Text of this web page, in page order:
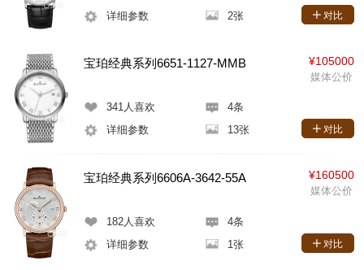
详细参数
2张 对比
宝珀经典系列6651-1127-MMB
341人喜欢
4条
详细参数
13张
¥105000
媒体公价
对比
宝珀经典系列6606A-3642-55A
182人喜欢
4条
详细参数
1张
¥160500
媒体公价
对比